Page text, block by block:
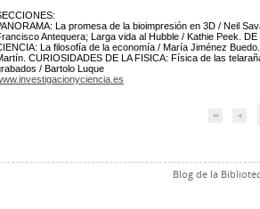
La promesa de la bioimpresión en 3D / Neil
Antequera; Larga vida al Hubble / Kathie Peek.
La filosofía de la economía / María Jiménez
CURIOSIDADES DE LA FISICA: Física de las
/ Bartolo Luque
Blog de la